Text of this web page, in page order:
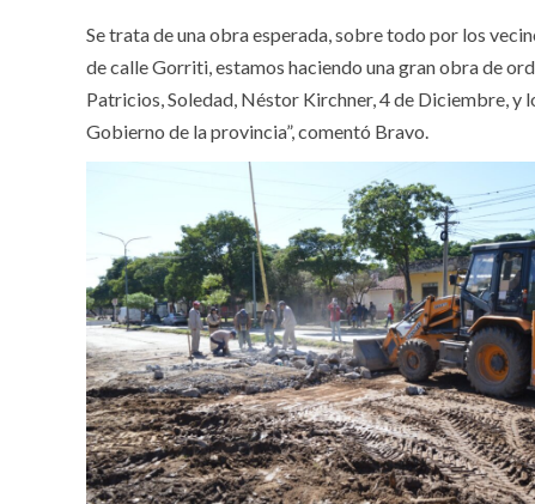
Se trata de una obra esperada, sobre todo por los
de calle Gorriti, estamos haciendo una gran obra de
Patricios, Soledad, Néstor Kirchner, 4 de Diciembre, y
Gobierno de la provincia”, comentó Bravo.